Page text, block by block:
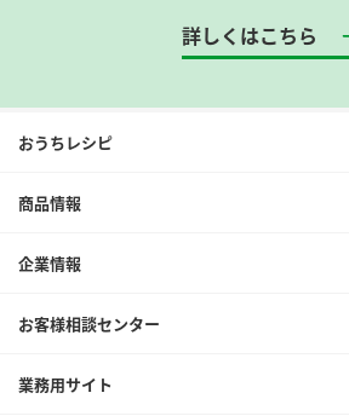
詳しくはこちら
おうちレシピ
商品情報
企業情報
お客様相談センター
業務用サイト